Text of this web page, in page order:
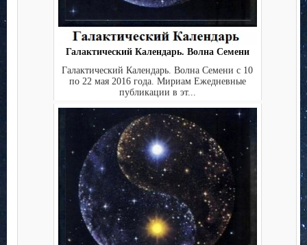
Галактический Календарь. Волна Семени
Галактический Календарь. Волна Семени с 10
по 22 мая 2016 года. Мириам Ежедневные
публикации в эт...